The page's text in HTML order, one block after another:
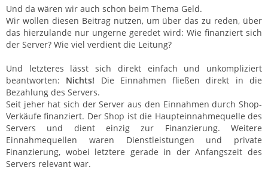
Und da wären wir auch schon beim Thema Geld.
Wir wollen diesen Beitrag nutzen, um über das zu reden, über
das hierzulande nur ungerne geredet wird: Wie finanziert sich
der Server? Wie viel verdient die Leitung?
Und letzteres lässt sich direkt einfach und unkompliziert
beantworten: Nichts! Die Einnahmen fließen direkt in die
Bezahlung des Servers.
Seit jeher hat sich der Server aus den Einnahmen durch Shop-
Verkäufe finanziert. Der Shop ist die Haupteinnahmequelle des
Servers und dient einzig zur Finanzierung. Weitere
Einnahmequellen waren Dienstleistungen und private
Finanzierung, wobei letztere gerade in der Anfangszeit des
Servers relevant war.